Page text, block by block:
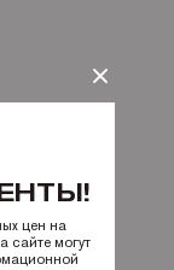
цен на
сайте могут